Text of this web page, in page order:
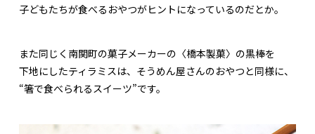
子どもたちが食べるおやつがヒントになっているのだとか。
また同じく南関町の菓子メーカーの〈橋本製菓〉の黒棒を
下地にしたティラミスは、そうめん屋さんのおやつと同様に、
“箸で食べられるスイーツ”です。